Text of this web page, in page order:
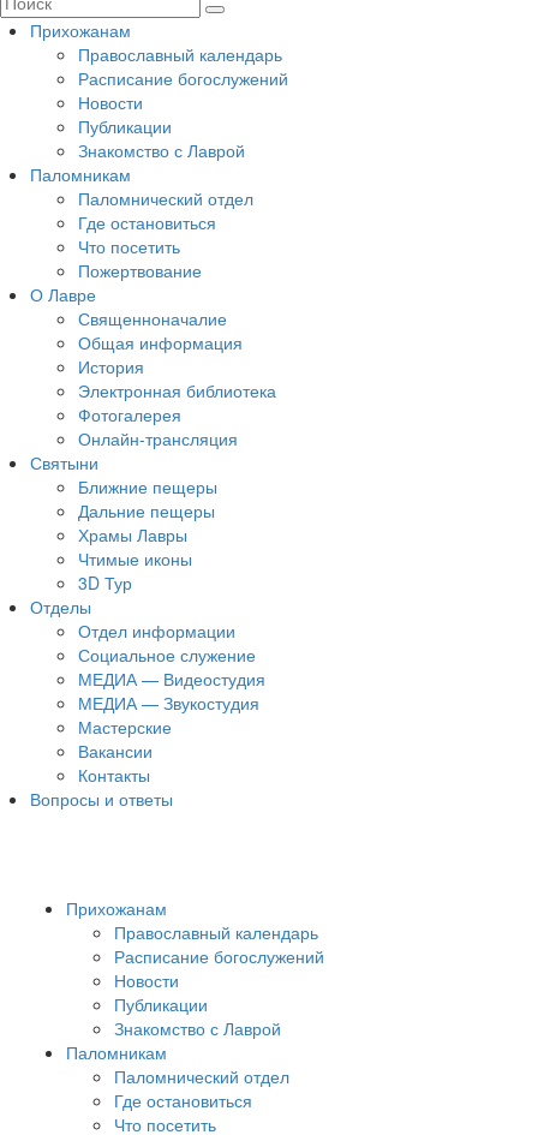
Прихожанам
Православный календарь
Расписание богослужений
Новости
Публикации
Знакомство с Лаврой
Паломникам
Паломнический отдел
Где остановиться
Что посетить
Пожертвование
О Лавре
Священноначалие
Общая информация
История
Электронная библиотека
Фотогалерея
Онлайн-трансляция
Святыни
Ближние пещеры
Дальние пещеры
Храмы Лавры
Чтимые иконы
3D Тур
Отделы
Отдел информации
Социальное служение
МЕДИА — Видеостудия
МЕДИА — Звукостудия
Мастерские
Вакансии
Контакты
Вопросы и ответы
Прихожанам
Православный календарь
Расписание богослужений
Новости
Публикации
Знакомство с Лаврой
Паломникам
Паломнический отдел
Где остановиться
Что посетить